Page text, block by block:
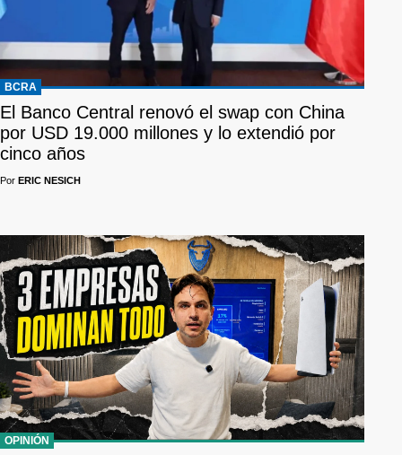
BCRA
El Banco Central renovó el swap con China
por USD 19.000 millones y lo extendió por
cinco años
Por ERIC NESICH
OPINIÓN